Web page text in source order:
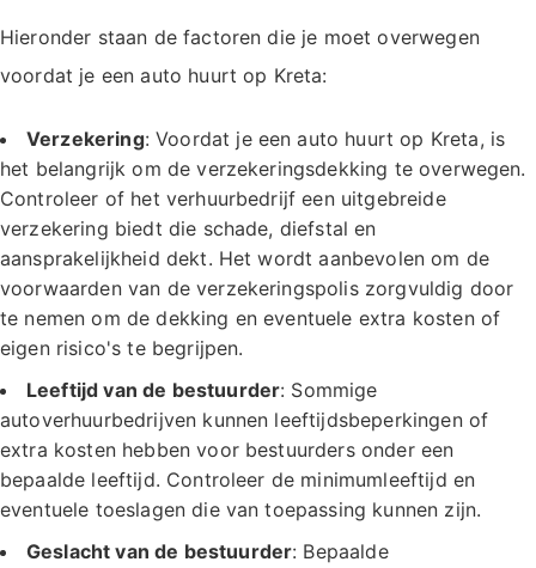
Hieronder staan de factoren die je moet overwegen
voordat je een auto huurt op Kreta:
Verzekering: Voordat je een auto huurt op Kreta, is
het belangrijk om de verzekeringsdekking te overwegen.
Controleer of het verhuurbedrijf een uitgebreide
verzekering biedt die schade, diefstal en
aansprakelijkheid dekt. Het wordt aanbevolen om de
voorwaarden van de verzekeringspolis zorgvuldig door
te nemen om de dekking en eventuele extra kosten of
eigen risico's te begrijpen.
Leeftijd van de bestuurder: Sommige
autoverhuurbedrijven kunnen leeftijdsbeperkingen of
extra kosten hebben voor bestuurders onder een
bepaalde leeftijd. Controleer de minimumleeftijd en
eventuele toeslagen die van toepassing kunnen zijn.
Geslacht van de bestuurder: Bepaalde